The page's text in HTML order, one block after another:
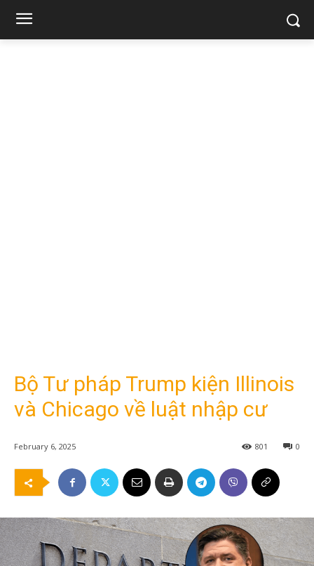
Bộ Tư pháp Trump kiện Illinois
và Chicago về luật nhập cư
February 6, 2025 0
801